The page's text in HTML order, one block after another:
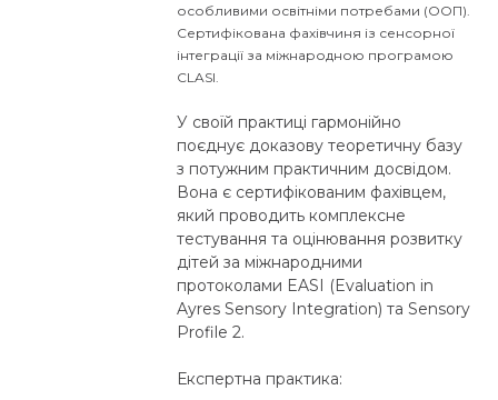
особливими освітніми потребами (ООП).
Сертифікована фахівчиня із сенсорної
інтеграції за міжнародною програмою
CLASI.
У своїй практиці гармонійно
поєднує доказову теоретичну базу
з потужним практичним досвідом.
Вона є сертифікованим фахівцем,
який проводить комплексне
тестування та оцінювання розвитку
дітей за міжнародними
протоколами EASI (Evaluation in
Ayres Sensory Integration) та Sensory
Profile 2.
​Експертна практика: